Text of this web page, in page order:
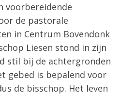
voorbereidende
de pastorale
in Centrum Bovendonk
Liesen stond in zijn
stil bij de achtergronden
gebed is bepalend voor
de bisschop. Het leven